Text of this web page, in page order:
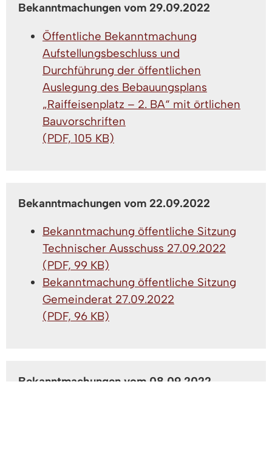
Bekanntmachungen vom 29.09.2022
Öffentliche Bekanntmachung
Aufstellungsbeschluss und
Durchführung der öffentlichen
Auslegung des Bebauungsplans
„Raiffeisenplatz – 2. BA“ mit örtlichen
Bauvorschriften
(PDF, 105 KB)
Bekanntmachungen vom 22.09.2022
Bekanntmachung öffentliche Sitzung
Technischer Ausschuss 27.09.2022
(PDF, 99 KB)
Bekanntmachung öffentliche Sitzung
Gemeinderat 27.09.2022
(PDF, 96 KB)
Bekanntmachungen vom 08.09.2022